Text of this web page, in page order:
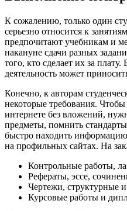
К сожалению, только один
серьезно относится к
предпочитают учебникам и
накануне сдачи разных
того, кто сделает их за
деятельность может
Конечно, к авторам
некоторые требования. Чтобы
интернете без вложений,
предметы, помнить
быстро находить
на профильных сайтах. На
Контрольные работы,
Рефераты, эссе,
Чертежи, структурные
Курсовые работы и